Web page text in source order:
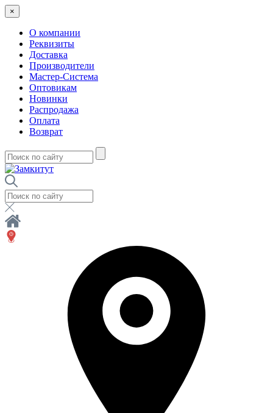
×
О компании
Реквизиты
Доставка
Производители
Мастер-Система
Оптовикам
Новинки
Распродажа
Оплата
Возврат